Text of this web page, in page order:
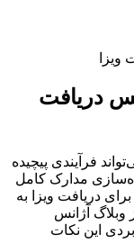
دریافت
فرآیندی پیچیده
مدارک کامل
دریافت ویزا به
وبلاگ آژانس
این نکات